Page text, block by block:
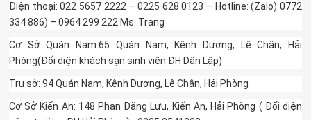
Điện thoại: 022 5657 2222 – 0225 628 0123 – Hotline: (Zalo) 0772
334 886) – 0964 299 222 Ms. Trang
Cơ Sở Quán Nam:65 Quán Nam, Kênh Dương, Lê Chân, Hải
Phòng(Đối diện khách sạn sinh viên ĐH Dân Lập)
Trụ sở: 94 Quán Nam, Kênh Dương, Lê Chân, Hải Phòng
Cơ Sở Kiến An: 148 Phan Đăng Lưu, Kiến An, Hải Phòng ( Đối diện